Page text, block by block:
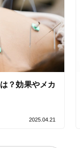
？効果やメカ
2025.04.21